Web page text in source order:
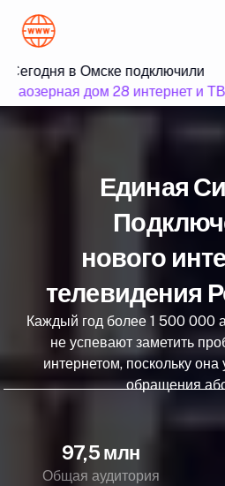
Сегодня в Омске подключили
Заозерная дом 28 интернет и
Единая
нового
телевидения
Каждый год более 1 500 000
не успевают заметить
интернетом, поскольку
обращения
97,5 млн
Общая аудитория